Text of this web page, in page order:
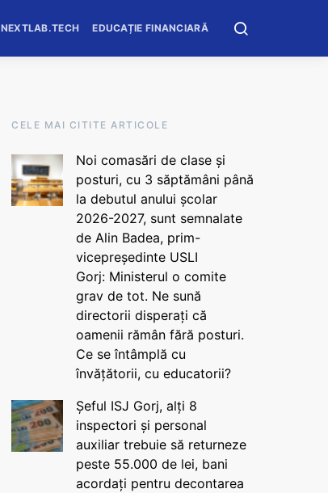
NEXTLAB.TECH EDUCAȚIE FINANCIARĂ
CELE MAI CITITE ARTICOLE
Noi comasări de clase și
posturi, cu 3 săptămâni până
la debutul anului școlar
2026-2027, sunt semnalate
de Alin Badea, prim-
vicepreședinte USLI
Gorj: Ministerul o comite
grav de tot. Ne sună
directorii disperați că
oamenii rămân fără posturi.
Ce se întâmplă cu
învățătorii, cu educatorii?
Șeful ISJ Gorj, alți 8
inspectori și personal
auxiliar trebuie să returneze
peste 55.000 de lei, bani
acordați pentru decontarea